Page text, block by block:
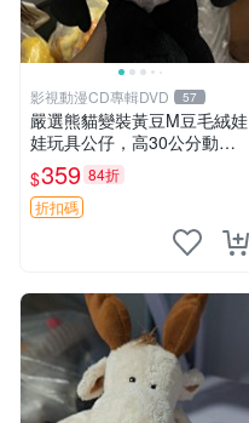
影視動漫CD專輯DVD 57
嚴選熊貓變裝黃豆M豆毛絨娃
娃玩具公仔，高30公分動漫
周邊 熊貓 變裝 公仔
$359 84折
折扣碼